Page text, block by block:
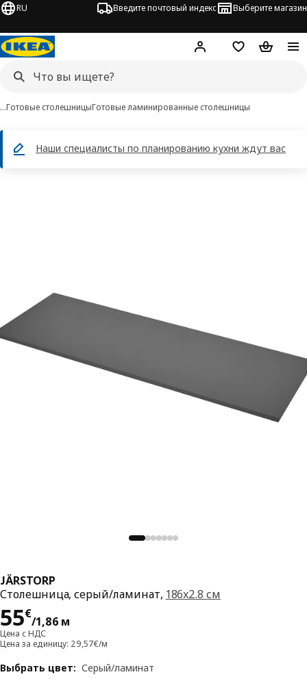
RU Введите почтовый индекс Выберите магазин
Hej! ВойтиСписокКорзина
…Готовые столешницыГотовые ламинированные столешницы
Наши специалисты по планированию кухни ждут вас
JÄRSTORP
Столешница, серый/ламинат, 186x2.8 см
55€
/1,86 м
Цена 55€/1,86 м
Цена с НДС
Цена за единицу: 29,57€/м
Выбрать цвет: Серый/ламинат